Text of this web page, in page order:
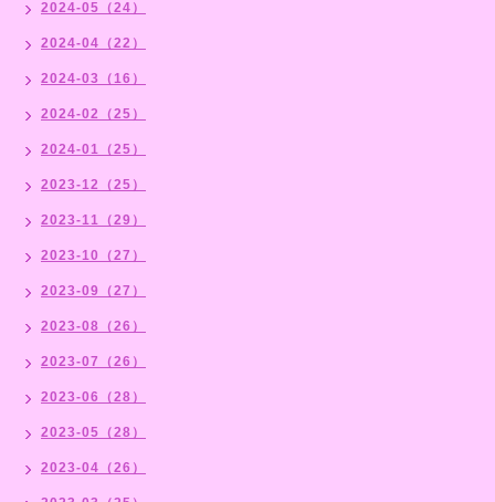
2024-05（24）
2024-04（22）
2024-03（16）
2024-02（25）
2024-01（25）
2023-12（25）
2023-11（29）
2023-10（27）
2023-09（27）
2023-08（26）
2023-07（26）
2023-06（28）
2023-05（28）
2023-04（26）